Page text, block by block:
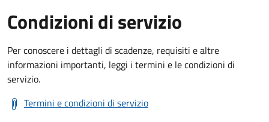
Condizioni di servizio
Per conoscere i dettagli di scadenze, requisiti e altre
informazioni importanti, leggi i termini e le condizioni di
servizio.
Termini e condizioni di servizio